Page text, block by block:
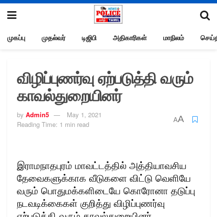
முகப்பு முதல்வர் டிஜிபி அதிகாரிகள் மாநிலம்
விழிப்புணர்வு ஏற்படுத்தி வரும்
காவல்துறையினர்
by Admin5
May 1, 2021
Reading Time: 1 min read
AA
இராமநாதபுரம் மாவட்டத்தில் அத்தியாவசிய
தேவைகளுக்காக வீடுகளை விட்டு வெளியே
வரும் பொதுமக்களிடையே கொரோனா தடுப்பு
நடவடிக்கைகள் குறித்து விழிப்புணர்வு